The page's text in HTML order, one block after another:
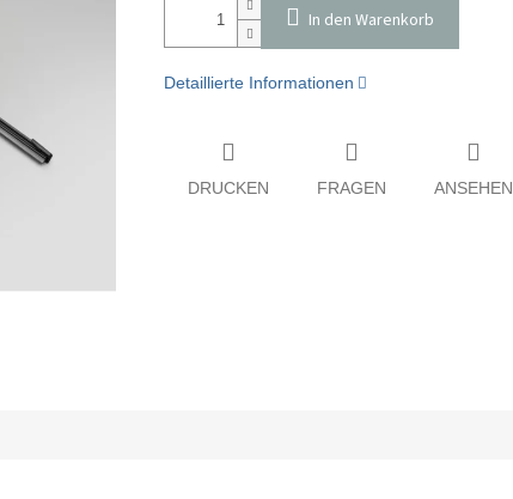
In den Warenkorb
Detaillierte Informationen
DRUCKEN FRAGEN ANSEHEN